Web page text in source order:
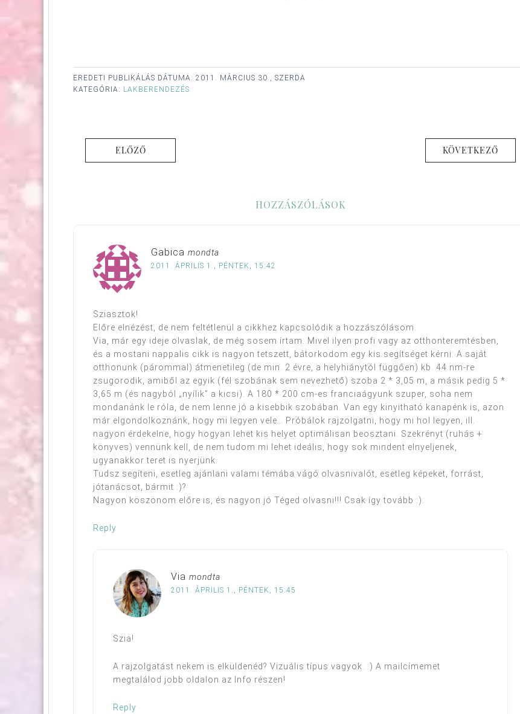
EREDETI PUBLIKÁLÁS DÁTUMA: 2011. MÁRCIUS 30., SZERDA
KATEGÓRIA: LAKBERENDEZÉS
ELŐZŐ KÖVETKEZŐ
HOZZÁSZÓLÁSOK
Gabica mondta
2011. ÁPRILIS 1., PÉNTEK, 15:42
Sziasztok!
Előre elnézést, de nem feltétlenül a cikkhez kapcsolódik a hozzászólásom.
Via, már egy ideje olvaslak, de még sosem írtam. Mivel ilyen profi vagy az otthonteremtésben,
és a mostani nappalis cikk is nagyon tetszett, bátorkodom egy kis segítséget kérni. A saját
otthonunk (párommal) átmenetileg (de min. 2 évre, a helyhiánytól függően) kb. 44 nm-re
zsugorodik, amiből az egyik (fél szobának sem nevezhető) szoba 2 * 3,05 m, a másik pedig 5 *
3,65 m (és nagyból „nyílik” a kicsi). A 180 * 200 cm-es franciaágyunk szuper, soha nem
mondanánk le róla, de nem lenne jó a kisebbik szobában. Van egy kinyitható kanapénk is, azon
már elgondolkoznánk, hogy mi legyen vele… Próbálok rajzolgatni, hogy mi hol legyen, ill.
nagyon érdekelne, hogy hogyan lehet kis helyet optimálisan beosztani. Szekrényt (ruhás +
könyves) vennünk kell, de nem tudom mi lehet ideális, hogy sok mindent elnyeljenek,
ugyanakkor teret is nyerjünk.
Tudsz segíteni, esetleg ajánlani valami témába vágó olvasnivalót, esetleg képeket, forrást,
jótanácsot, bármit :)?
Nagyon köszönöm előre is, és nagyon jó Téged olvasni!!! Csak így tovább :).
Reply
Via mondta
2011. ÁPRILIS 1., PÉNTEK, 15:45
Szia!
A rajzolgatást nekem is elküldenéd? Vizuális típus vagyok. :) A mailcímemet
megtalálod jobb oldalon az Info részen!
Reply